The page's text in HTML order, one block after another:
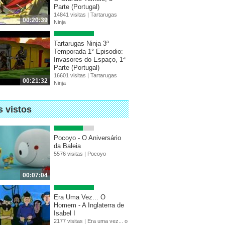
00:20:39
Parte (Portugal)
14841 visitas | Tartarugas
Ninja
00:21:32
Tartarugas Ninja 3ª
Temporada 1° Episodio:
Invasores do Espaço, 1ª
Parte (Portugal)
16601 visitas | Tartarugas
Ninja
vistos
00:07:04
Pocoyo - O Aniversário
da Baleia
5576 visitas | Pocoyo
Era Uma Vez... O
Homem - A Inglaterra de
Isabel I
2177 visitas | Era uma vez... o